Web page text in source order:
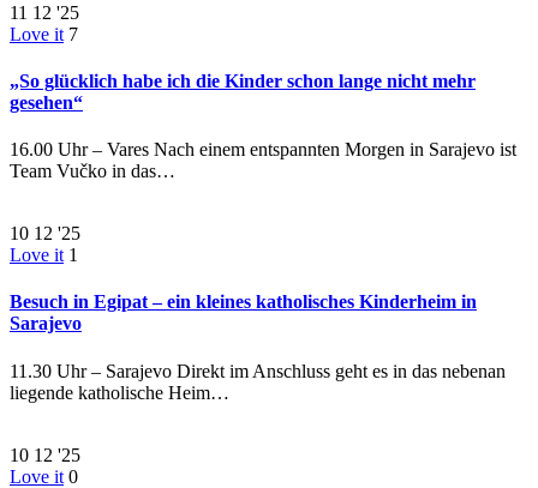
11 12 '25
Love it 7
„So glücklich habe ich die Kinder schon lange nicht mehr
gesehen“
16.00 Uhr – Vares Nach einem entspannten Morgen in Sarajevo ist
Team Vučko in das…
10 12 '25
Love it 1
Besuch in Egipat – ein kleines katholisches Kinderheim in
Sarajevo
11.30 Uhr – Sarajevo Direkt im Anschluss geht es in das nebenan
liegende katholische Heim…
10 12 '25
Love it 0